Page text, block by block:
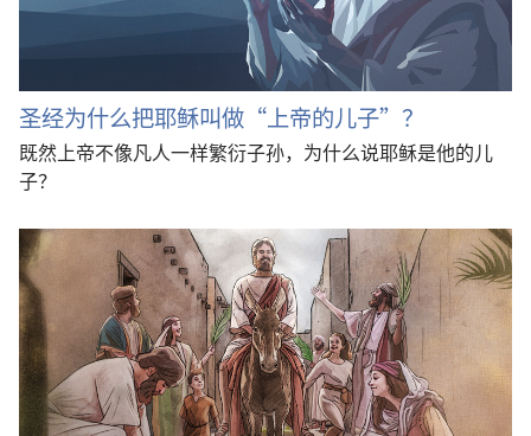
圣经为什么把耶稣叫做“上帝的儿子”？
既然上帝不像凡人一样繁衍子孙，为什么说耶稣是他的儿
子？